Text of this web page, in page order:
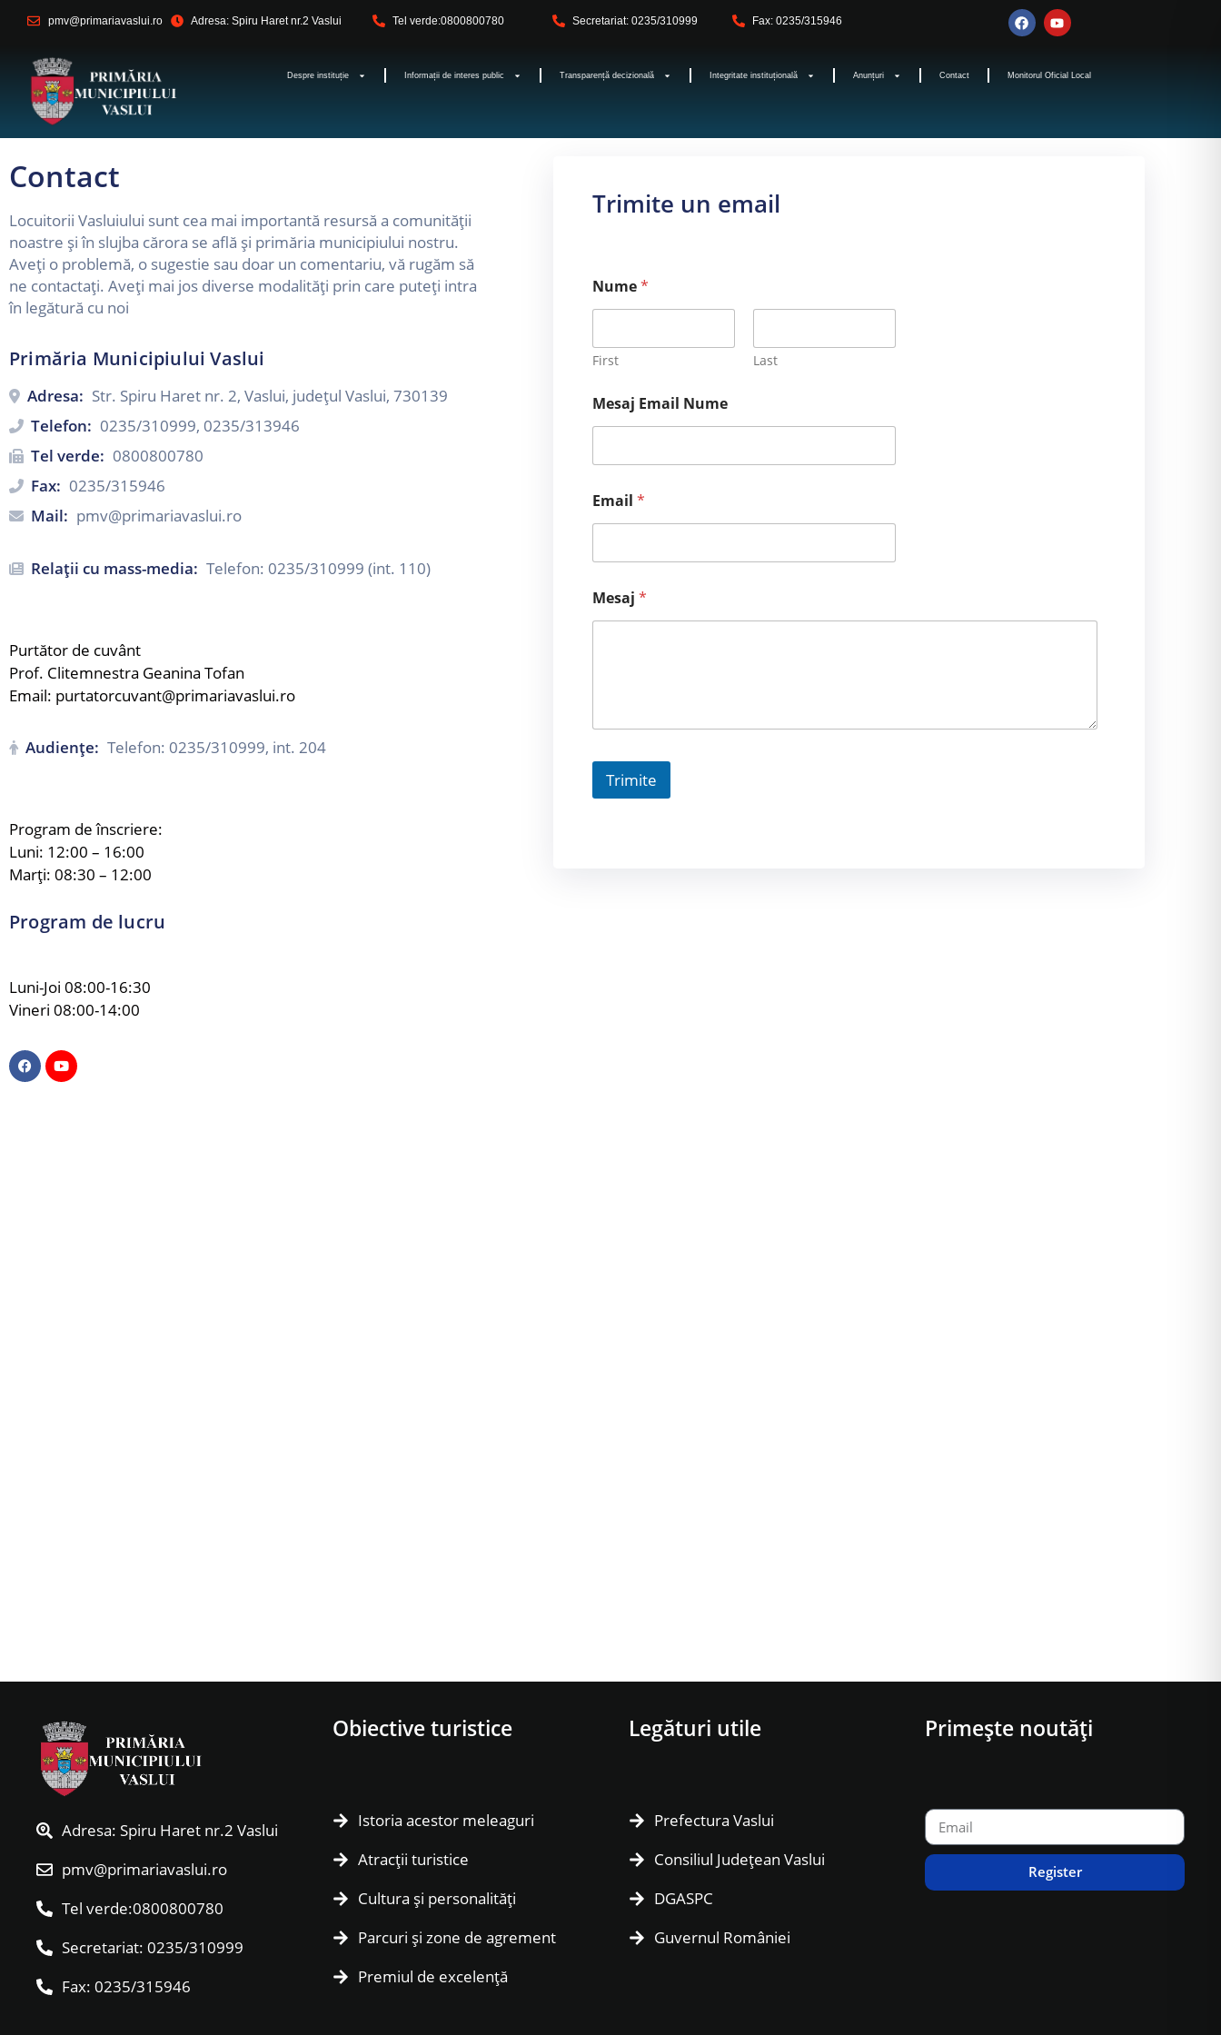
pmv@primariavaslui.ro Adresa: Spiru Haret nr.2 Vaslui Tel verde:0800800780 Secretariat: 0235/310999 Fax: 0235/315946
Despre instituție Informații de interes public Transparență decizională Integritate instituțională Anunțuri Contact Monitorul Oficial Local
Contact
Locuitorii Vasluiului sunt cea mai importantă resursă a comunității
noastre și în slujba cărora se află și primăria municipiului nostru.
Aveți o problemă, o sugestie sau doar un comentariu, vă rugăm să
ne contactați. Aveți mai jos diverse modalități prin care puteți intra
în legătură cu noi
Primăria Municipiului Vaslui
Adresa: Str. Spiru Haret nr. 2, Vaslui, județul Vaslui, 730139
Telefon: 0235/310999, 0235/313946
Tel verde: 0800800780
Fax: 0235/315946
Mail: pmv@primariavaslui.ro
Relații cu mass-media: Telefon: 0235/310999 (int. 110)
Purtător de cuvânt
Prof. Clitemnestra Geanina Tofan
Email: purtatorcuvant@primariavaslui.ro
Audiențe: Telefon: 0235/310999, int. 204
Program de înscriere:
Luni: 12:00 – 16:00
Marți: 08:30 – 12:00
Program de lucru
Luni-Joi 08:00-16:30
Vineri 08:00-14:00
Trimite un email
Nume*
First Last
Mesaj Email Nume
Email*
Mesaj*
Trimite
Adresa: Spiru Haret nr.2 Vaslui
pmv@primariavaslui.ro
Tel verde:0800800780
Secretariat: 0235/310999
Fax: 0235/315946
Obiective turistice
Istoria acestor meleaguri
Atracții turistice
Cultura și personalități
Parcuri și zone de agrement
Premiul de excelență
Legături utile
Prefectura Vaslui
Consiliul Județean Vaslui
DGASPC
Guvernul României
Primește noutăți
Register